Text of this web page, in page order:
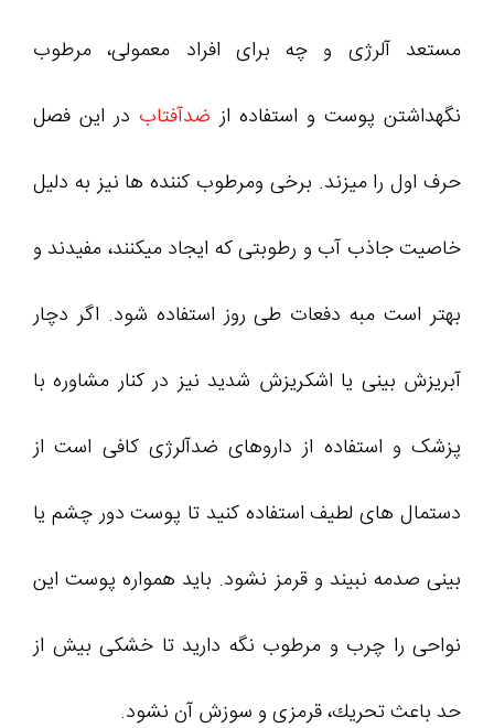
مستعد آلرژی و چه برای افراد معمولی، مرطوب
نگهداشتن پوست و استفاده از ضدآفتاب در این فصل
حرف اول را میزند. برخی ومرطوب کننده ها نیز به دلیل
خاصیت جاذب آب و رطوبتی که ایجاد میکنند، مفیدند و
بهتر است مبه دفعات طی روز استفاده شود. اگر دچار
آبریزش بینی یا اشکریزش شدید نیز در کنار مشاوره با
پزشک و استفاده از داروهای ضدآلرژی کافی است از
دستمال های لطیف استفاده کنید تا پوست دور چشم یا
بینی صدمه نبیند و قرمز نشود. باید همواره پوست این
نواحی را چرب و مرطوب نگه دارید تا خشکی بیش از
حد باعث تحریك، قرمزی و سوزش آن نشود.